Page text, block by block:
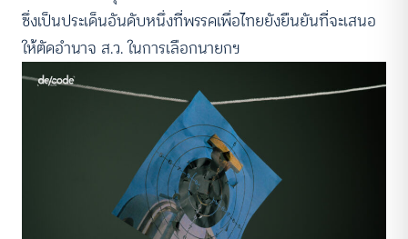
ซึ่งเป็นประเด็นอันดับหนึ่งที่พรรคเพื่อไทยยังยืนยันที่จะเสนอ
ให้ตัดอำนาจ ส.ว. ในการเลือกนายกฯ